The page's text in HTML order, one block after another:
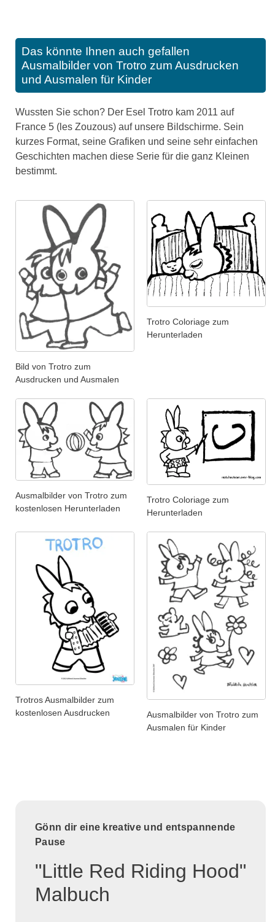
Das könnte Ihnen auch gefallen
Ausmalbilder von Trotro zum Ausdrucken
und Ausmalen für Kinder
Wussten Sie schon? Der Esel Trotro kam 2011 auf
France 5 (les Zouzous) auf unsere Bildschirme. Sein
kurzes Format, seine Grafiken und seine sehr einfachen
Geschichten machen diese Serie für die ganz Kleinen
bestimmt.
Bild von Trotro zum
Ausdrucken und Ausmalen
Trotro Coloriage zum
Herunterladen
Ausmalbilder von Trotro zum
kostenlosen Herunterladen
Trotro Coloriage zum
Herunterladen
Trotros Ausmalbilder zum
kostenlosen Ausdrucken
Ausmalbilder von Trotro zum
Ausmalen für Kinder
Gönn dir eine kreative und entspannende
Pause
"Little Red Riding Hood"
Malbuch